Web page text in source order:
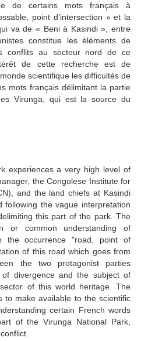
de certains mots français à
point d’intersection » et la
va de « Beni à Kasindi », entre
constitue les éléments de
conflits au secteur nord de ce
de cette recherche est de
scientifique les difficultés de
mots français délimitant la partie
Virunga, qui est la source du
experiences a very high level of
the Congolese Institute for
and the land chiefs at Kasindi
following the vague interpretation
this part of the park. The
or common understanding of
the occurrence "road, point of
of this road which goes from
the two protagonist parties
divergence and the subject of
of this world heritage. The
to make available to the scientific
certain French words
of the Virunga National Park,